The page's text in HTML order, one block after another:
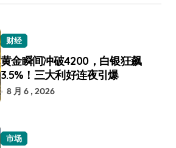
财经
黄金瞬间冲破4200，白银狂飙
3.5%！三大利好连夜引爆
8 月 6 , 2026
市场